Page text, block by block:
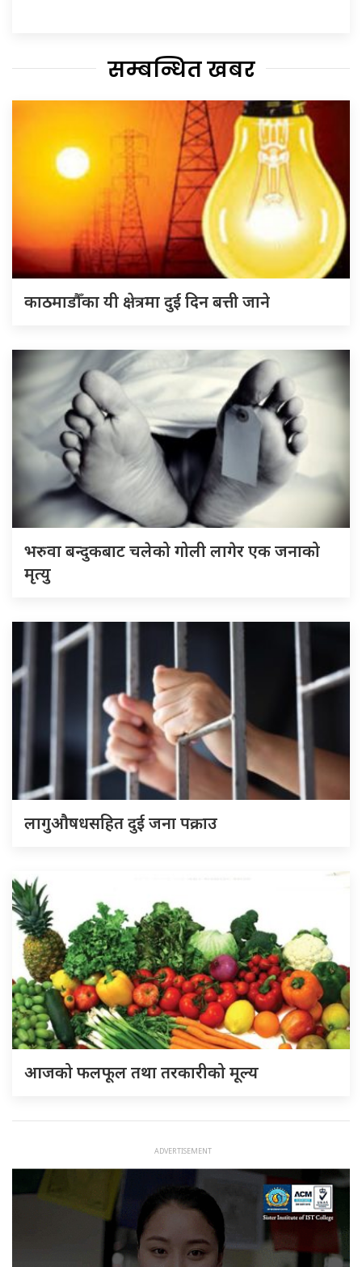
सम्बन्धित खबर
काठमाडौँका यी क्षेत्रमा दुई दिन बत्ती जाने
भरुवा बन्दुकबाट चलेको गोली लागेर एक जनाको
मृत्यु
लागुऔषधसहित दुई जना पक्राउ
आजको फलफूल तथा तरकारीको मूल्य